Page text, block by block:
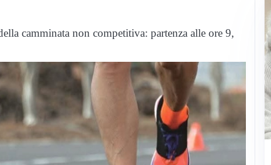
camminata non competitiva: partenza alle ore 9,